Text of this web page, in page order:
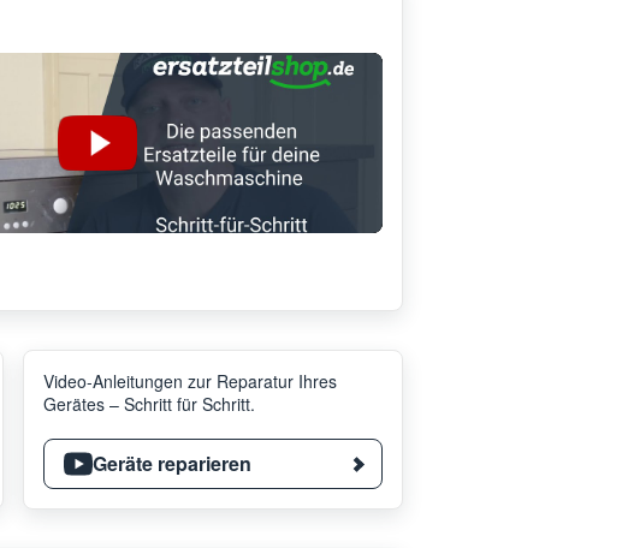
Video-Anleitungen zur Reparatur Ihres
Gerätes – Schritt für Schritt.
Geräte reparieren